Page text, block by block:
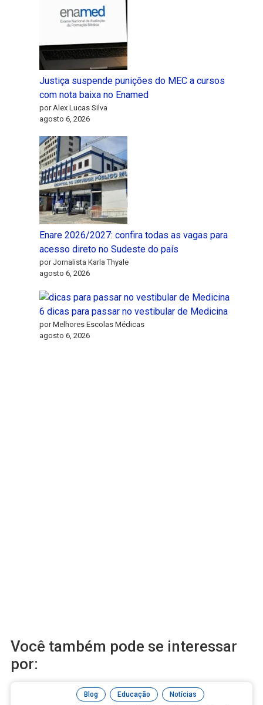
Justiça suspende punições do MEC a cursos
com nota baixa no Enamed
por Alex Lucas Silva
agosto 6, 2026
Enare 2026/2027: confira todas as vagas para
acesso direto no Sudeste do país
por Jornalista Karla Thyale
agosto 6, 2026
6 dicas para passar no vestibular de Medicina
por Melhores Escolas Médicas
agosto 6, 2026
Você também pode se interessar
por:
Blog , Educação , Notícias